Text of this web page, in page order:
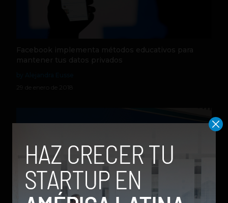
Facebook implementa métodos educativos para
mantener tus datos privados
29 de enero de 2018